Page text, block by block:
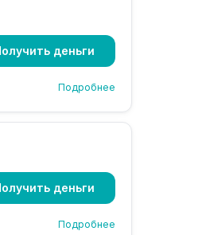
деньги
Подробнее
деньги
Подробнее